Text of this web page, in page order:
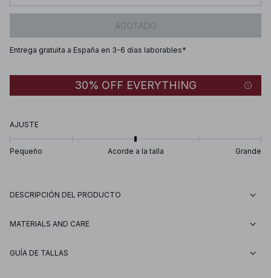
AGOTADO
Entrega gratuita a España en 3-6 días laborables*
30% OFF EVERYTHING
AJUSTE
Pequeño Acorde a la talla Grande
DESCRIPCIÓN DEL PRODUCTO
MATERIALS AND CARE
GUÍA DE TALLAS